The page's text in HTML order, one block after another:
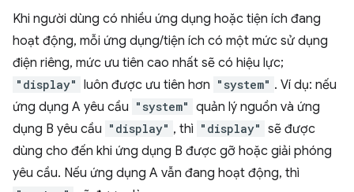
Khi người dùng có nhiều ứng dụng hoặc tiện ích đang
hoạt động, mỗi ứng dụng/tiện ích có một mức sử dụng
điện riêng, mức ưu tiên cao nhất sẽ có hiệu lực;
"display" luôn được ưu tiên hơn "system" . Ví dụ: nếu
ứng dụng A yêu cầu "system" quản lý nguồn và ứng
dụng B yêu cầu "display" , thì "display" sẽ được
dùng cho đến khi ứng dụng B được gỡ hoặc giải phóng
yêu cầu. Nếu ứng dụng A vẫn đang hoạt động, thì